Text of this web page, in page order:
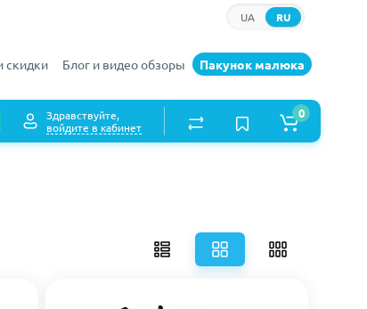
RU
UA
скидки Блог и видео обзоры Пакунок малюка
Здравствуйте,
войдите в кабинет
0